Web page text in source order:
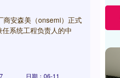
商安森美（onsemi）正式
系统工程负责人的中
日期：06-11